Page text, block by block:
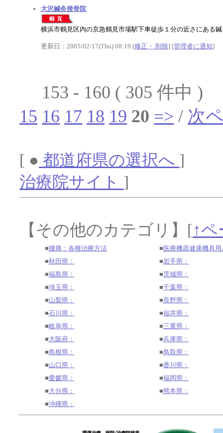
大沢鍼灸接骨院
横浜市鶴見区内の京急鶴見市場駅下車徒歩１分の近さにある
更新日：2005/02/17(Thu) 08:19 [修正・ 削除] [管理者に通知]
153 - 160 ( 305 件中
15 16 17 18 19 20 => / 次
[ ● 都道府県の選択へ ] [
治療院サイト ]
【その他のカテゴリ】 [↑ペ
■腰痛：各種治療方法 ■ 医療機器健康機具
■秋田県： ■岩手県：
■福島県： ■茨城県：
■埼玉県： ■千葉県：
■山梨県： ■長野県：
■石川県： ■福井県：
■岐阜県： ■三重県：
■大阪府： ■兵庫県：
■島根県： ■鳥取県：
■山口県： ■香川県：
■愛媛県： ■福岡県：
■大分県： ■熊本県：
■沖縄県：